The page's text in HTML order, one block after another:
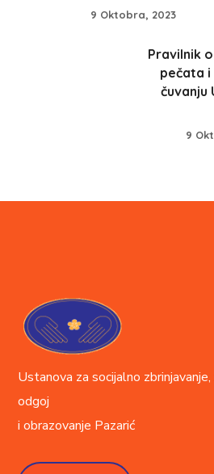
9 Oktobra, 2023
Pravilnik
pečata i
čuvanju
9
Ustanova za socijalno
odgoj
i obrazovanje Pazarić